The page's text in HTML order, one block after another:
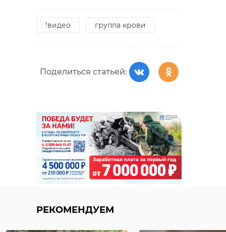
!видео группа крови
Поделиться статьей:
РЕКОМЕНДУЕМ